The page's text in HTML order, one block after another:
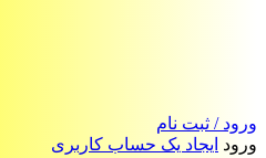
ورود / ثبت نام
ورود ایجاد یک حساب کاربری